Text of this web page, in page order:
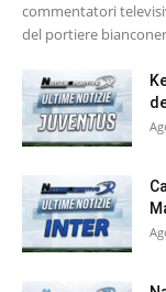
commentatori
del portiere